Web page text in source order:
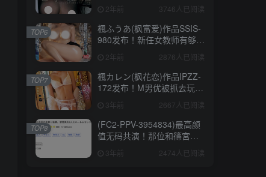
2年前 3746人已阅读
楓ふうあ(枫富爱)作品SSIS-
980发布！新任女教师有够
脏臭老爸硬上！【EV棋牌】
2年前 2876人已阅读
TOP6
楓カレン(枫花恋)作品IPZZ-
172发布！M男优被抓去玩弄
【EV棋牌】
3年前 2667人已阅读
TOP7
(FC2-PPV-3954834)最高颜
值无码共演！那位和篠宮花
是⋯【EV棋牌】
3年前 2474人已阅读
TOP8